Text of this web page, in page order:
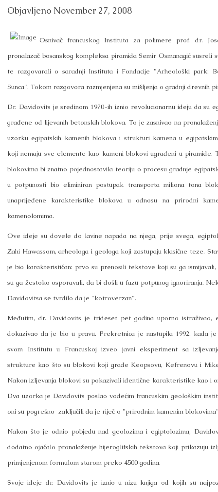
Objavljeno November 27, 2008
Osnivač francuskog Instituta za polimere prof. dr.
pronalazač bosanskog kompleksa piramida Semir Osmanagić susreli
te razgovarali o saradnji Instituta i Fondacije "Arheološki park:
Sunca". Tokom razgovora razmjenjena su mišljenja o gradnji drevnih
Dr. Davidovits je sredinom 1970-ih iznio revolucionarnu ideju da su
građene od lijevanih betonskih blokova. To je zasnivao na
uzorku egipatskih kamenih blokova i strukturi kamena u
koji nemaju sve elemente kao kameni blokovi ugrađeni u piramide.
blokovima bi znatno pojednostavila teoriju o procesu gradnje
u potpunosti bio eliminiran postupak transporta miliona tona
unaprijeđene karakteristike blokova u odnosu na prirodni
kamenolomima.
Ove ideje su dovele do lavine napada na njega, prije svega,
Zahi Hawassom, arheologa i geologa koji zastupaju klasične teze.
je bio karakterističan: prvo su prenosili tekstove koji su ga
su ga žestoko osporavali, da bi došli u fazu potpunog ignoriranja.
Davidovitsa se tvrdilo da je "kotroverzan".
Međutim, dr. Davidovits je trideset pet godina uporno istraživao,
dokazivao da je bio u pravu. Prekretnica je nastupila 1992. kada
svom Institutu u Francuskoj izveo javni eksperiment sa
strukture kao što su blokovi koji grade Keopsovu, Kefrenovu i
Nakon izljevanja blokovi su pokazivali identične karakteristike kao i
Dva uzorka je Davidovits poslao vodećim francuskim geološkim
oni su pogrešno zaključili da je riječ o "prirodnim kamenim
Nakon što je odnio pobjedu nad geolozima i egiptolozima,
dodatno ojačalo pronalaženje hijeroglifskih tekstova koji prikazuju
primjenjenom formulom starom preko 4500 godina.
Svoje ideje dr. Davidovits je iznio u nizu knjiga od kojih su